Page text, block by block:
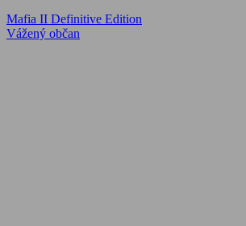
Navigácia
v
Previous
Post:
Mafia II Definitive Edition
Next
Vážený občan